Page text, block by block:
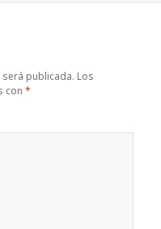
publicada. Los
con*